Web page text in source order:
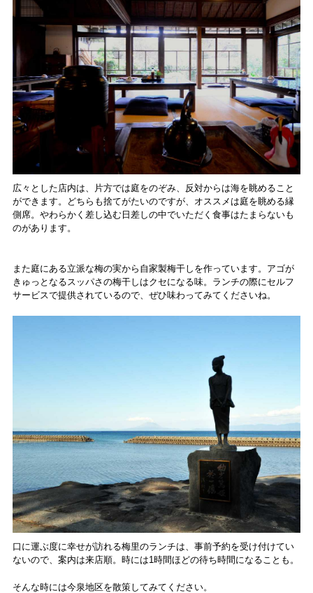
広々とした店内は、片方では庭をのぞみ、反対からは海を眺めること
ができます。どちらも捨てがたいのですが、オススメは庭を眺める縁
側席。やわらかく差し込む日差しの中でいただく食事はたまらないも
のがあります。
また庭にある立派な梅の実から自家製梅干しを作っています。アゴが
きゅっとなるスッパさの梅干しはクセになる味。ランチの際にセルフ
サービスで提供されているので、ぜひ味わってみてくださいね。
口に運ぶ度に幸せが訪れる梅里のランチは、事前予約を受け付けてい
ないので、案内は来店順。時には1時間ほどの待ち時間になることも。
そんな時には今泉地区を散策してみてください。